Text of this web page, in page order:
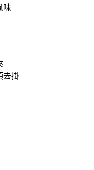
味
去掛